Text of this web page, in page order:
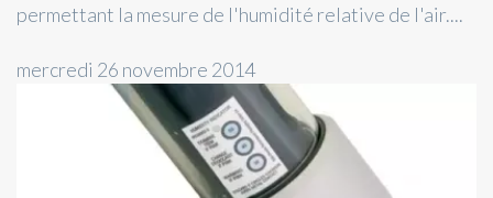
permettant la mesure de l'humidité relative de l'air....
mercredi 26 novembre 2014